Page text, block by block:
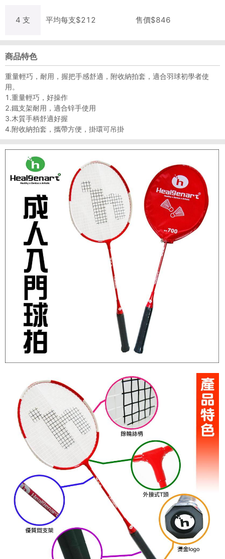
4 支 平均每支$212 售價$846
商品特色
重量輕巧，耐用，握把手感舒適，附收納拍套，適合羽球初學者使
用。
1.重量輕巧，好操作
2.鐵支架耐用，適合锌手使用
3.木質手柄舒適好握
4.附收納拍套，攜帶方便，掛環可吊掛